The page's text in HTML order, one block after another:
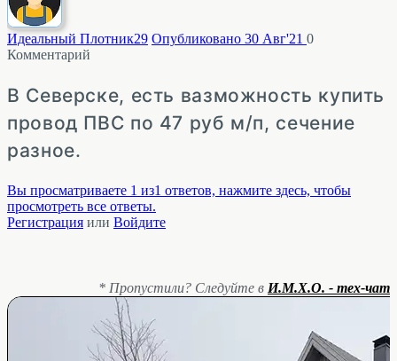
Идеальный Плотник29 Опубликовано 30 Авг'21 0
Комментарий
В Северске, есть вазможность купить
провод ПВС по 47 руб м/п, сечение
разное.
Вы просматриваете 1 из1 ответов, нажмите здесь, чтобы
просмотреть все ответы.
Регистрация или Войдите
* Пропустили? Следуйте в И.М.Х.О. - тех-чат